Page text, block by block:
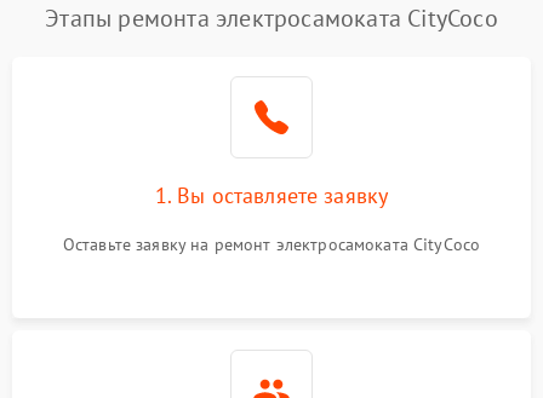
Этапы ремонта электросамоката CityCoco
1. Вы оставляете заявку
Оставьте заявку на ремонт электросамоката CityCoco